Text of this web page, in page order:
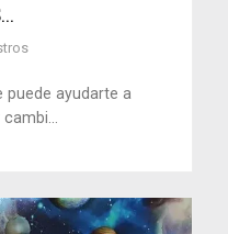
puede ayudarte a